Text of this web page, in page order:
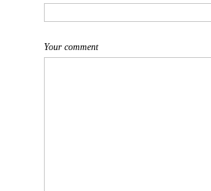
Your comment